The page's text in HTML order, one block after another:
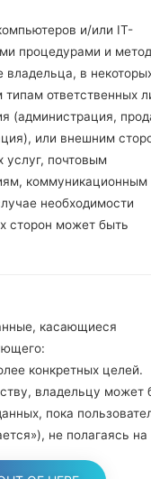
выключите
Все методы
Нажмите и
Bixbi.
Нажмите и
Нажмите и
домой.
Подключите
на экране.
только
конце нажмите
и
и/или IT-
процедурами и
в
ответственных
(администрация,
или внешним
услуг, почтовым
коммуникационным
необходимости
сторон может быть
касающиеся
конкретных целей.
владельцу может
пока
не полагаясь на
оснований. Это,